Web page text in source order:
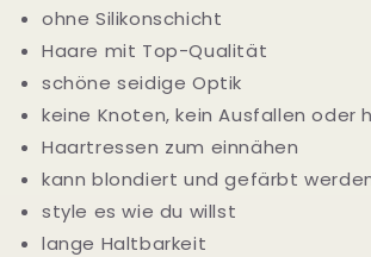
ohne Silikonschicht
Haare mit Top-Qualität
schöne seidige Optik
keine Knoten, kein Ausfallen oder
Haartressen zum einnähen
kann blondiert und gefärbt
style es wie du willst
lange Haltbarkeit